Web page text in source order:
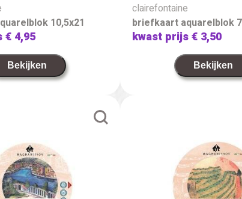
10,5x21
€ 4,95
Bekijken
clairefontaine
briefkaart aquarelblok
kwast prijs€ 3,50
Bekijken